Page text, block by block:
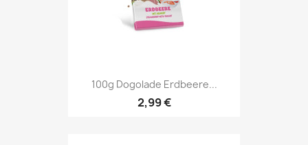
100g Dogolade Erdbeere...
2,99 €